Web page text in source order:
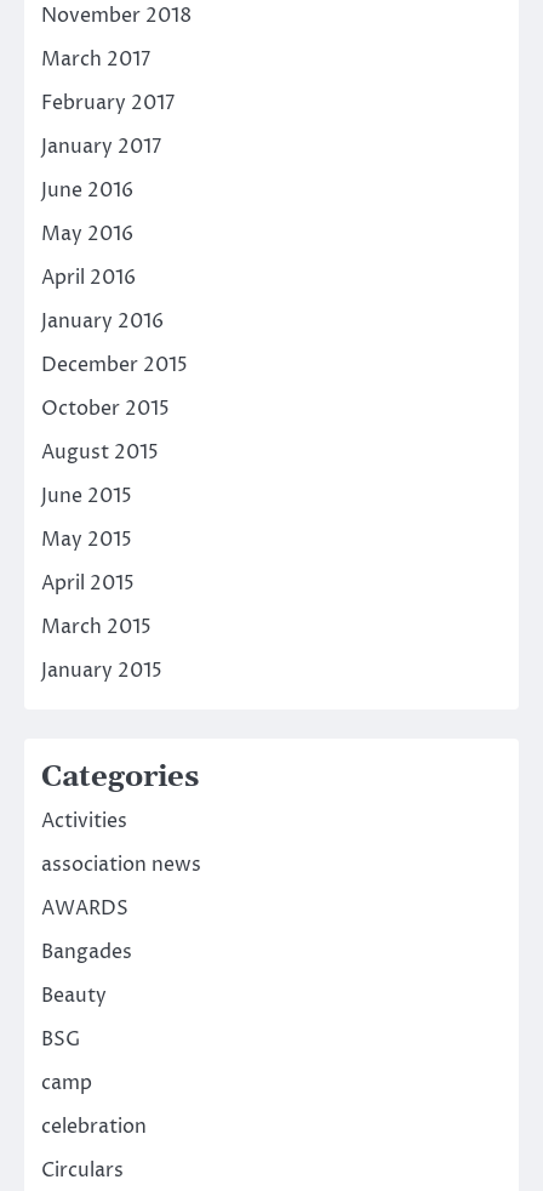
November 2018
March 2017
February 2017
January 2017
June 2016
May 2016
April 2016
January 2016
December 2015
October 2015
August 2015
June 2015
May 2015
April 2015
March 2015
January 2015
Categories
Activities
association news
AWARDS
Bangades
Beauty
BSG
camp
celebration
Circulars